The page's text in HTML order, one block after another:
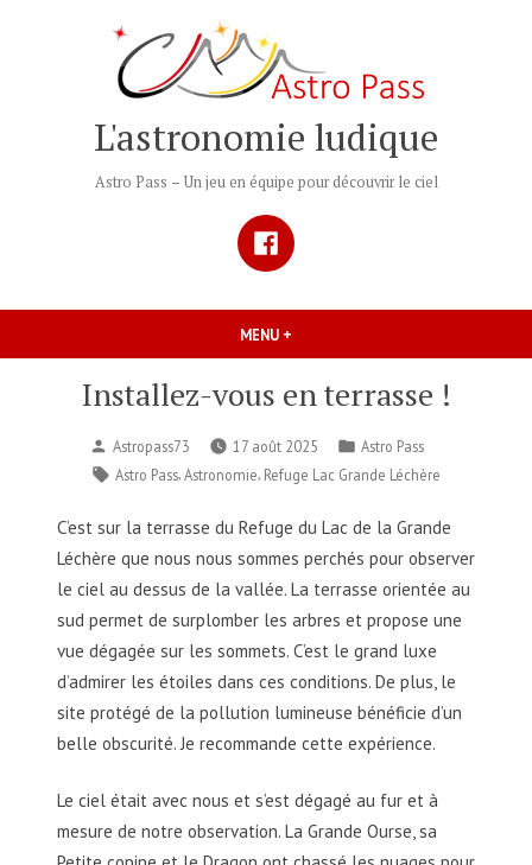
L'astronomie ludique
Astro Pass – Un jeu en équipe pour découvrir le ciel
MENU +
Facebook
Installez-vous en terrasse !
Publié
par
Astropass73 17 août 2025
Publié
dans
Astro Pass
Étiquettes :
Astro Pass Astronomie Refuge Lac Grande Léchère
C’est sur la terrasse du Refuge du Lac de la Grande
Léchère que nous nous sommes perchés pour observer
le ciel au dessus de la vallée. La terrasse orientée au
sud permet de surplomber les arbres et propose une
vue dégagée sur les sommets. C’est le grand luxe
d’admirer les étoiles dans ces conditions. De plus, le
site protégé de la pollution lumineuse bénéficie d’un
belle obscurité. Je recommande cette expérience.
Le ciel était avec nous et s’est dégagé au fur et à
mesure de notre observation. La Grande Ourse, sa